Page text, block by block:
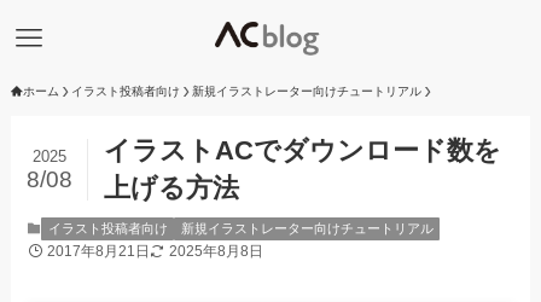
ホーム イラスト投稿者向け 新規イラストレーター向けチュートリアル
イラストACでダウンロード数を
上げる方法
2025
8/08
イラスト投稿者向け 新規イラストレーター向けチュートリアル
2017年8月21日 2025年8月8日